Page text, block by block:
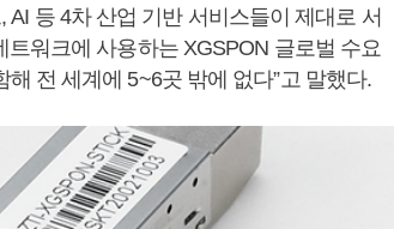
AI 등 4차 산업 기반 서비스들이 제대로 서
트워크에 사용하는 XGSPON 글로벌 수요
전 세계에 5~6곳 밖에 없다”고 말했다.